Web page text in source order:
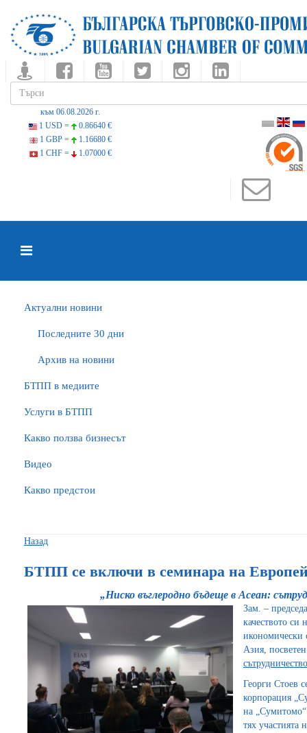
към 06.08.2026 г.
1 USD =
0.86640 €
1 GBP =
1.16680 €
1 CHF =
1.07000 €
Актуални новини
Последните 30 дни
Архив на новини
БTПП в медиите
Услуги в БТПП
Какво ползва бизнесът
Видео
Какво предстои
Назад
БТПП се включи в семинара на
„Ниско въглеродно бъдеще в Асеан:
Зам. –
качеството си
икономически
Азия,
Георги Стоев
корпорация
на
тях участията